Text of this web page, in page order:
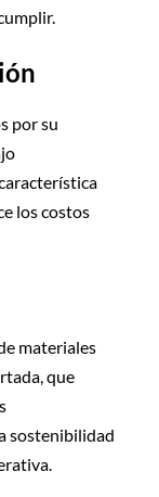
por su
los costos
materiales
que
sostenibilidad